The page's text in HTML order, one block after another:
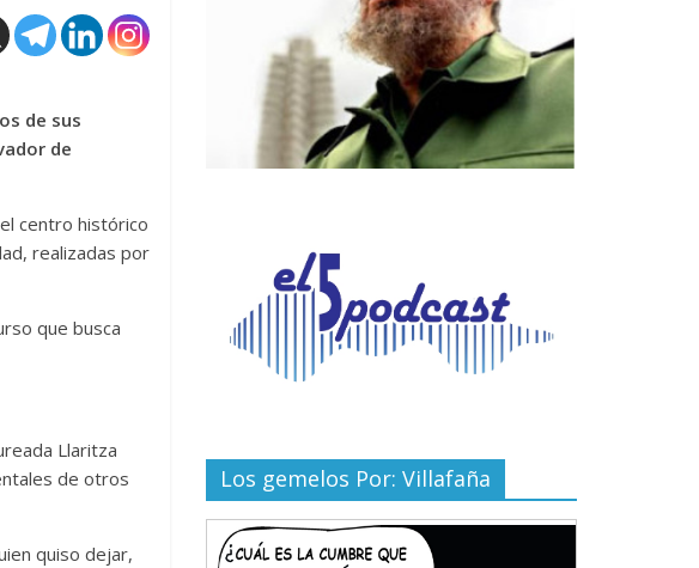
de sus
de
centro histórico
realizadas por
que busca
Llaritza
de otros
quiso dejar,
Los gemelos Por: Villafaña